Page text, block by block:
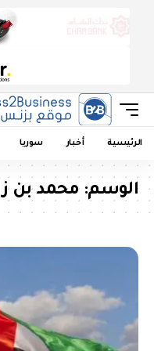
الرئيسية أخبار سوريا
الوسم:محمد بن